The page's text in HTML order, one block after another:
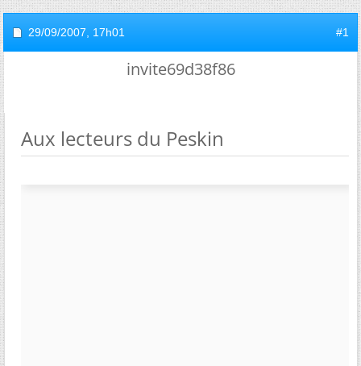
29/09/2007, 17h01 #1
invite69d38f86
Aux lecteurs du Peskin